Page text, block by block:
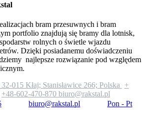
bram przesuwnych i bram
portfolio znajdują się bramy dla lotnisk,
rolnych o świetle wjazdu
Dzięki posiadanemu doświadczeniu
najlepsze rozwiązanie pod względem
32-015 Kłaj; Stanisławice 266; Polska
+
+48-602-470-870 biuro@rakstal.pl
biuro@rakstal.pl
Pon - Pt